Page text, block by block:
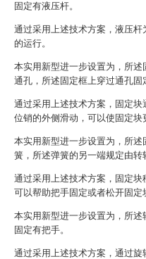
固定有液压杆。
通过采用上述技术方案，液压
的运行。
本实用新型进一步设置为，所
通孔，所述固定框上穿过通孔固
通过采用上述技术方案，固定
位销的外侧滑动，可以使固定块
本实用新型进一步设置为，所
簧，所述弹簧的另一端规定由转
通过采用上述技术方案，固定块
可以帮助把手固定或者松开固定
本实用新型进一步设置为，所
固定有把手。
通过采用上述技术方案，通过